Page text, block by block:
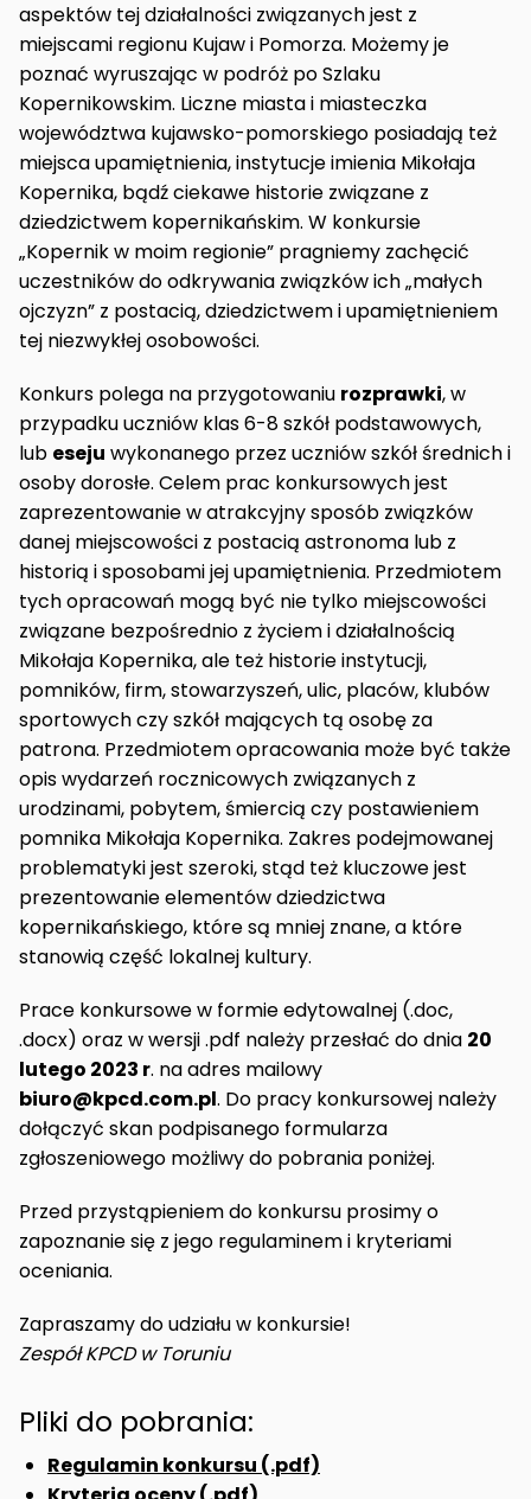
aspektów tej działalności związanych jest z
miejscami regionu Kujaw i Pomorza. Możemy je
poznać wyruszając w podróż po Szlaku
Kopernikowskim. Liczne miasta i miasteczka
województwa kujawsko-pomorskiego posiadają też
miejsca upamiętnienia, instytucje imienia Mikołaja
Kopernika, bądź ciekawe historie związane z
dziedzictwem kopernikańskim. W konkursie
„Kopernik w moim regionie” pragniemy zachęcić
uczestników do odkrywania związków ich „małych
ojczyzn” z postacią, dziedzictwem i upamiętnieniem
tej niezwykłej osobowości.
Konkurs polega na przygotowaniu rozprawki, w
przypadku uczniów klas 6-8 szkół podstawowych,
lub eseju wykonanego przez uczniów szkół średnich i
osoby dorosłe. Celem prac konkursowych jest
zaprezentowanie w atrakcyjny sposób związków
danej miejscowości z postacią astronoma lub z
historią i sposobami jej upamiętnienia. Przedmiotem
tych opracowań mogą być nie tylko miejscowości
związane bezpośrednio z życiem i działalnością
Mikołaja Kopernika, ale też historie instytucji,
pomników, firm, stowarzyszeń, ulic, placów, klubów
sportowych czy szkół mających tą osobę za
patrona. Przedmiotem opracowania może być także
opis wydarzeń rocznicowych związanych z
urodzinami, pobytem, śmiercią czy postawieniem
pomnika Mikołaja Kopernika. Zakres podejmowanej
problematyki jest szeroki, stąd też kluczowe jest
prezentowanie elementów dziedzictwa
kopernikańskiego, które są mniej znane, a które
stanowią część lokalnej kultury.
Prace konkursowe w formie edytowalnej (.doc,
.docx) oraz w wersji .pdf należy przesłać do dnia 20
lutego 2023 r. na adres mailowy
biuro@kpcd.com.pl. Do pracy konkursowej należy
dołączyć skan podpisanego formularza
zgłoszeniowego możliwy do pobrania poniżej.
Przed przystąpieniem do konkursu prosimy o
zapoznanie się z jego regulaminem i kryteriami
oceniania.
Zapraszamy do udziału w konkursie!
Zespół KPCD w Toruniu
Pliki do pobrania:
Regulamin konkursu (.pdf)